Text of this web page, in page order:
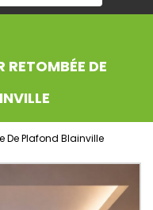
RETOMBÉE DE
De Plafond Blainville